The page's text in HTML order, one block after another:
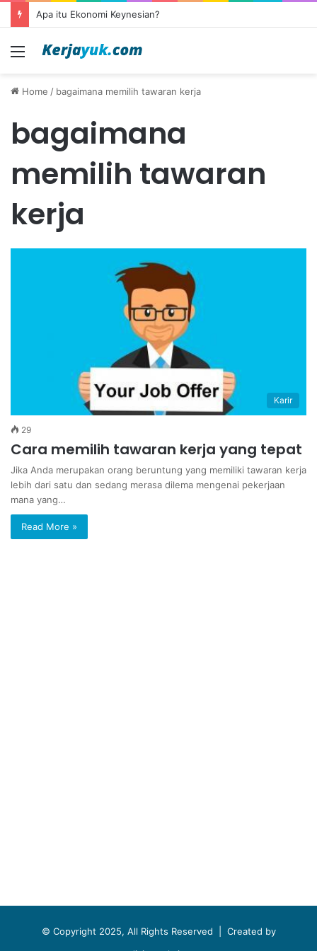
Apa itu Ekonomi Keynesian?
Menu
Home / bagaimana memilih tawaran kerja
bagaimana
memilih tawaran
kerja
Karir
29
Cara memilih tawaran kerja yang tepat
Jika Anda merupakan orang beruntung yang memiliki tawaran kerja
lebih dari satu dan sedang merasa dilema mengenai pekerjaan
mana yang…
Read More »
© Copyright 2025, All Rights Reserved | Created by